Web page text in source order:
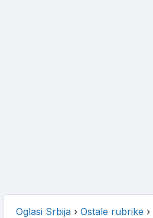
Oglasi Srbija › Ostale rubrike ›